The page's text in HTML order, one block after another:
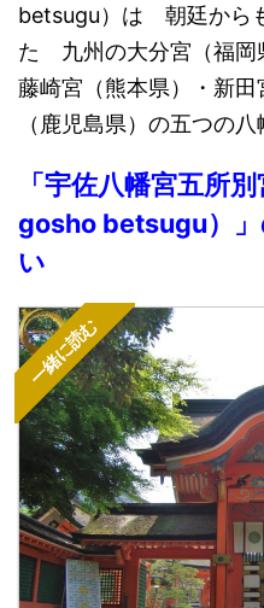
betsugu）は 朝廷から
た 九州の大分宮（福岡
藤崎宮（熊本県）・新
（鹿児島県）の五つの
「宇佐八幡宮五所
gosho betsugu）
い
一緒に読む